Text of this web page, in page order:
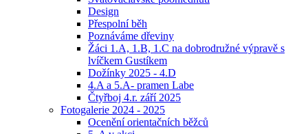
Design
Přespolní běh
Poznáváme dřeviny
Žáci 1.A, 1.B, 1.C na dobrodružné výpravě s
lvíčkem Gustíkem
Dožínky 2025 - 4.D
4.A a 5.A- pramen Labe
Čtyřboj 4.r. září 2025
Fotogalerie 2024 - 2025
Ocenění orientačních běžců